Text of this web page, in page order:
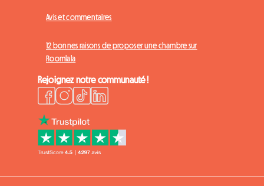
Avis et commentaires
12 bonnes raisons de proposer une chambre sur
Roomlala
Rejoignez notre communauté !